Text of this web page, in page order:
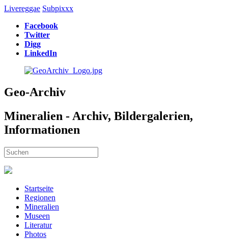
Livereggae Subpixxx
Facebook
Twitter
Digg
LinkedIn
Geo-Archiv
Mineralien - Archiv, Bildergalerien,
Informationen
Startseite
Regionen
Mineralien
Museen
Literatur
Photos